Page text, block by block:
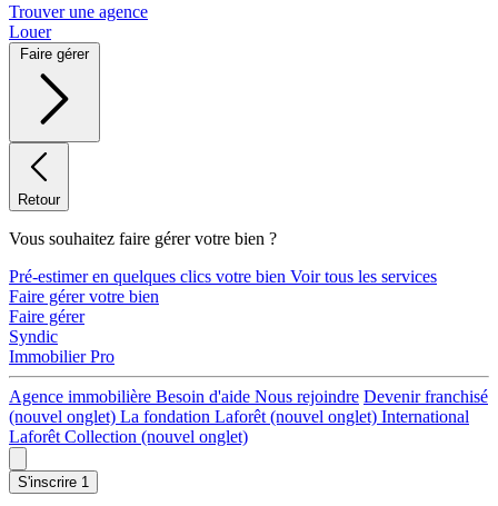
Trouver une agence
Louer
Faire gérer
Retour
Vous souhaitez faire gérer votre bien ?
Pré-estimer en quelques clics votre bien Voir tous les services
Faire gérer votre bien
Faire gérer
Syndic
Immobilier Pro
Agence immobilière Besoin d'aide Nous rejoindre Devenir franchisé
(nouvel onglet) La fondation Laforêt (nouvel onglet) International
Laforêt Collection (nouvel onglet)
S'inscrire 1